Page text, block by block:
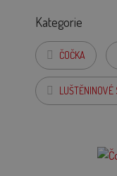
Kategorie
ČOČKA
LUŠTĚNINOVÉ